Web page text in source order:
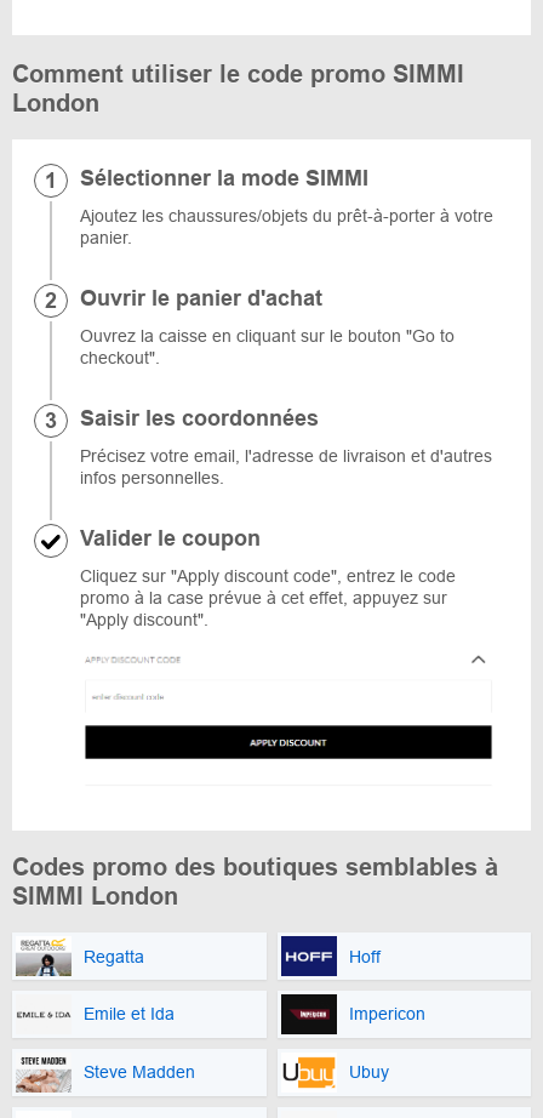
Comment utiliser le code promo SIMMI
London
Sélectionner la mode SIMMI
Ajoutez les chaussures/objets du prêt-à-porter à votre
panier.
Ouvrir le panier d'achat
Ouvrez la caisse en cliquant sur le bouton "Go to
checkout".
Saisir les coordonnées
Précisez votre email, l'adresse de livraison et d'autres
infos personnelles.
Valider le coupon
Cliquez sur "Apply discount code", entrez le code
promo à la case prévue à cet effet, appuyez sur
"Apply discount".
Codes promo des boutiques semblables à
SIMMI London
Regatta Hoff
Emile et Ida Impericon
Steve Madden Ubuy